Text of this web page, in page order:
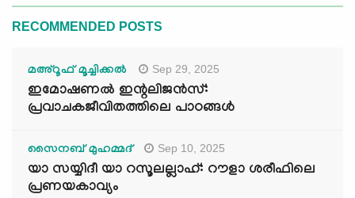
RECOMMENDED POSTS
മഅ്റൂഫ് മൂച്ചിക്കല്‍ Sep 29, 2025
ഇമോഷണൽ ഇന്റലിജൻസ്:
പ്രവാചകജീവിതത്തിലെ പാഠങ്ങൾ
സൈനബ് മുഹമ്മദ് Sep 10, 2025
യാ സയ്യിദീ യാ റസൂലല്ലാഹ്: റൗളാ ശരീഫിലെ
പ്രണയകാവ്യം